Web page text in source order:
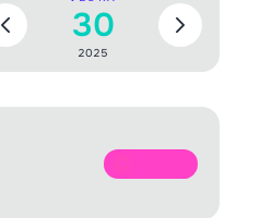
30
2025